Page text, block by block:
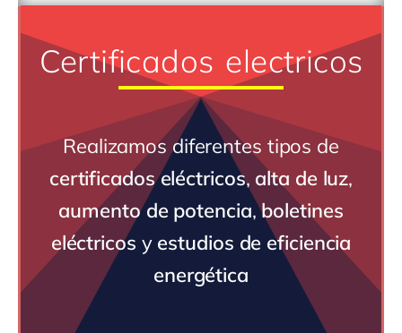
Certificados electricos
Realizamos diferentes tipos de
certificados eléctricos, alta de luz,
aumento de potencia,boletines
eléctricos y estudios de eficiencia
energética